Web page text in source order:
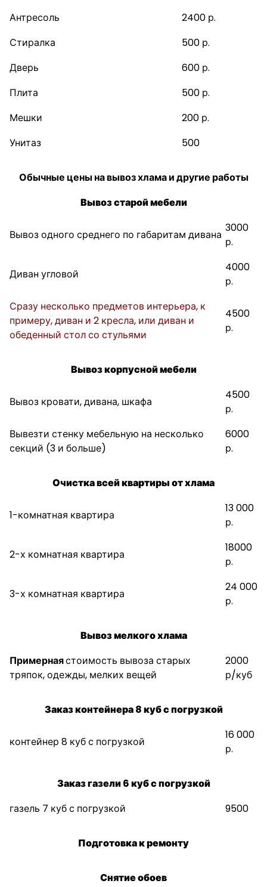
Антресоль
2400 р.
Стиралка
500 р.
Дверь
600 р.
Плита
500 р.
Мешки
200 р.
Унитаз
500
Обычные цены на вывоз хлама и другие работы
Вывоз старой мебели
Вывоз одного среднего по габаритам дивана
3000
р.
Диван угловой
4000
р.
Сразу несколько предметов интерьера, к
примеру, диван и 2 кресла, или диван и
обеденный стол со стульями
4500
р.
Вывоз корпусной мебели
Вывоз кровати, дивана, шкафа
4500
р.
Вывезти стенку мебельную на несколько
секций (3 и больше)
6000
р.
Очистка всей квартиры от хлама
1-комнатная квартира
13 000
р.
2-х комнатная квартира
18000
р.
3-х комнатная квартира
24 000
р.
Вывоз мелкого хлама
Примернаястоимость вывоза старых
тряпок, одежды, мелких вещей
2000
р/куб
Заказ контейнера 8 куб с погрузкой
контейнер 8 куб с погрузкой
16 000
р.
Заказ газели 6 куб с погрузкой
газель 7 куб с погрузкой
9500
Подготовка к ремонту
Снятие обоев